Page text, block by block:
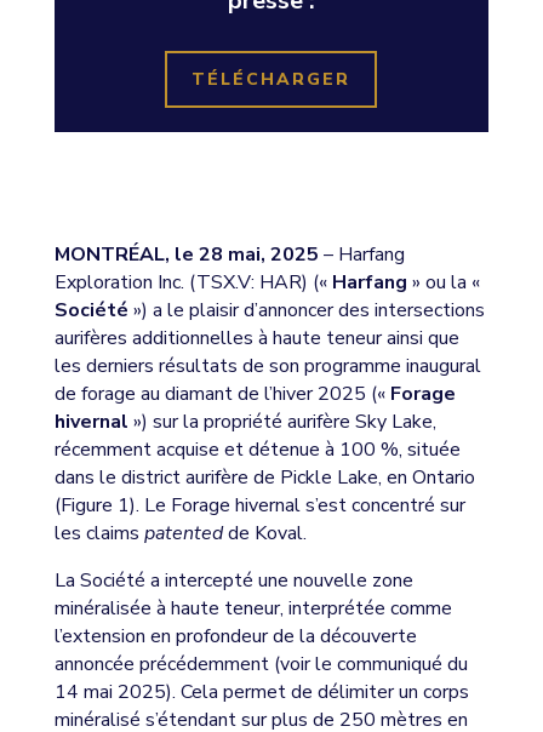
TÉLÉCHARGER
MONTRÉAL, le 28 mai, 2025 – Harfang
Exploration Inc. (TSX.V: HAR) (« Harfang » ou la «
Société ») a le plaisir d’annoncer des intersections
aurifères additionnelles à haute teneur ainsi que
les derniers résultats de son programme inaugural
de forage au diamant de l’hiver 2025 (« Forage
hivernal ») sur la propriété aurifère Sky Lake,
récemment acquise et détenue à 100 %, située
dans le district aurifère de Pickle Lake, en Ontario
(Figure 1). Le Forage hivernal s’est concentré sur
les claims patentedde Koval.
La Société a intercepté une nouvelle zone
minéralisée à haute teneur, interprétée comme
l’extension en profondeur de la découverte
annoncée précédemment (voir le communiqué du
14 mai 2025). Cela permet de délimiter un corps
minéralisé s’étendant sur plus de 250 mètres en